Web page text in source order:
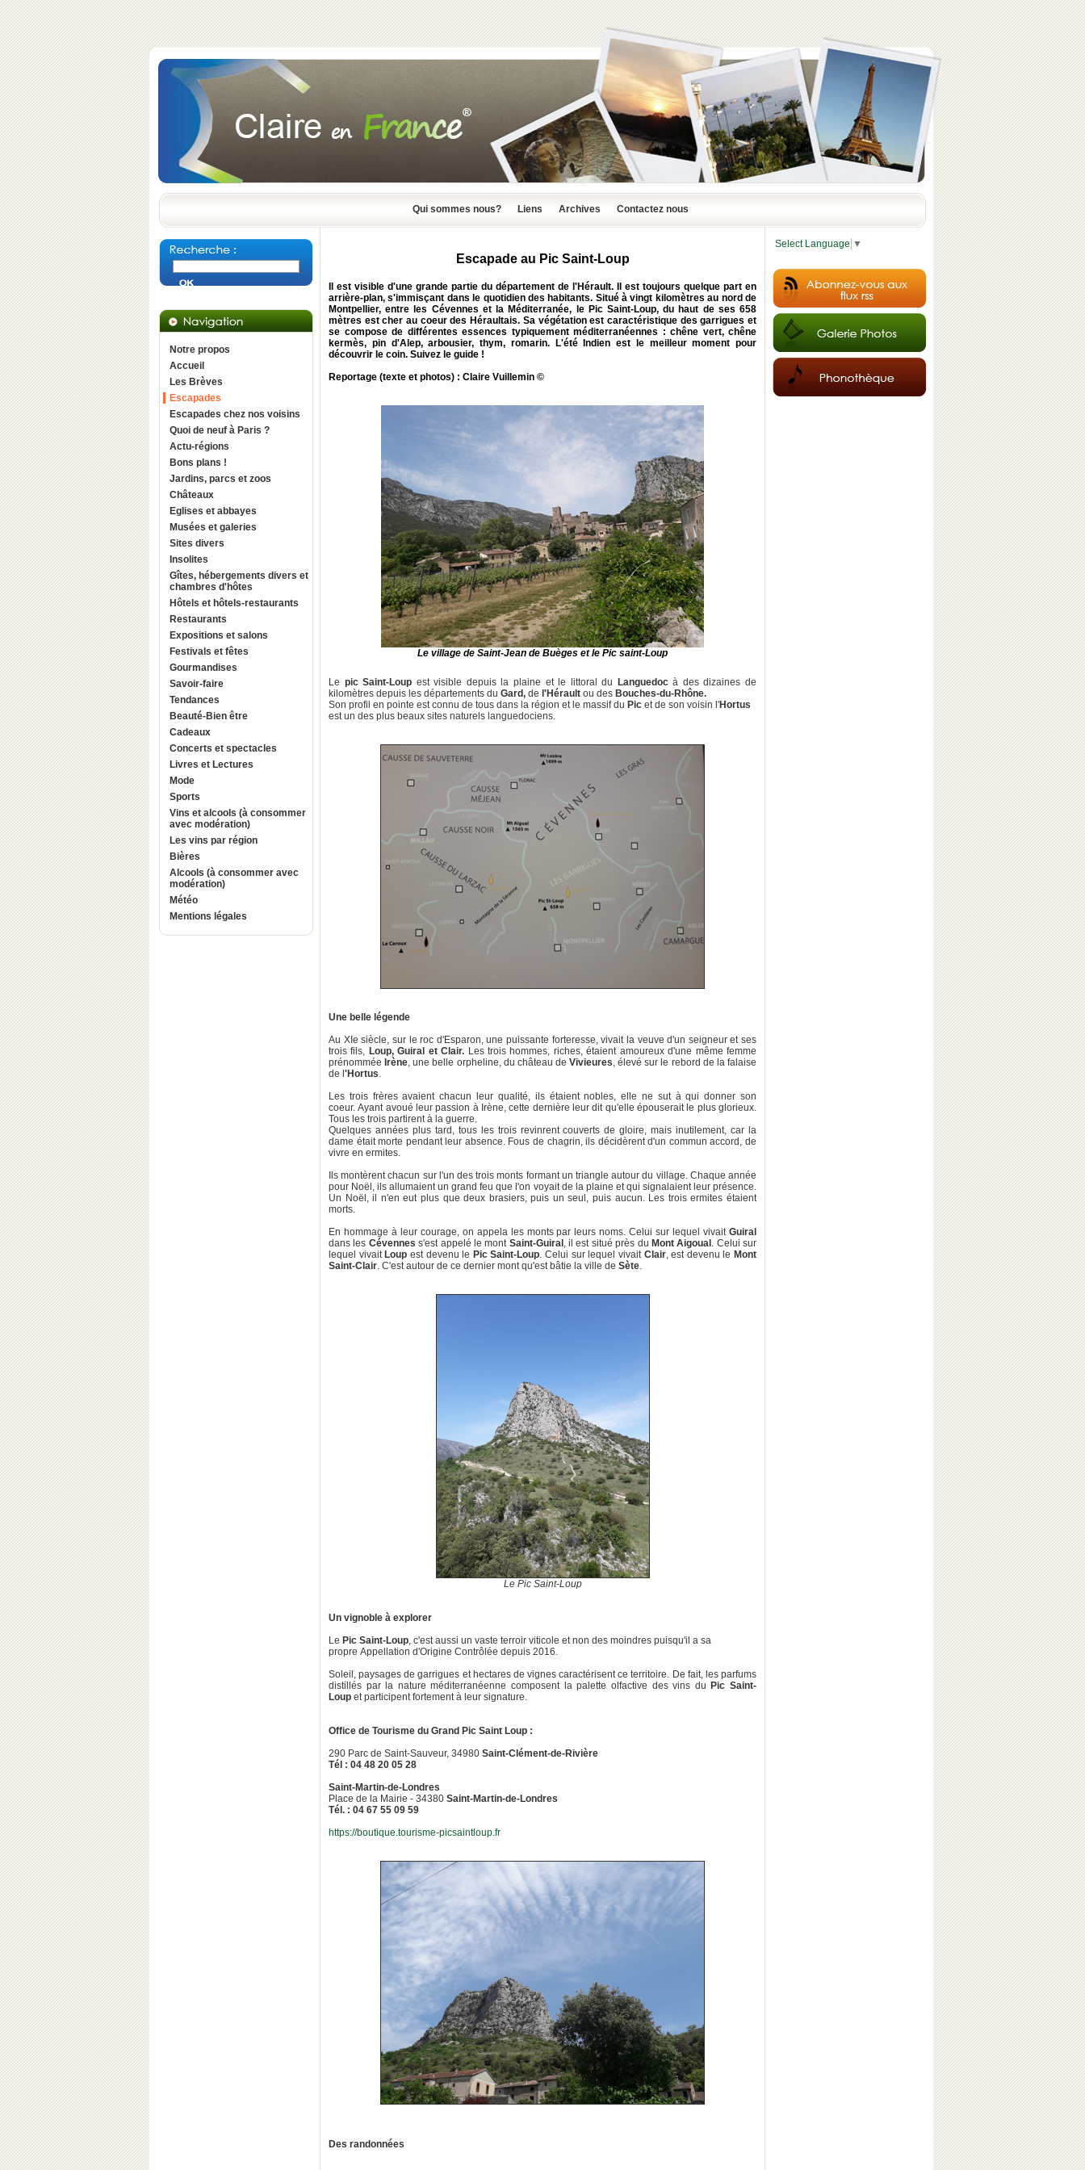
Qui sommes nous? Liens Archives Contactez nous
Notre propos
Accueil
Les Brèves
Escapades
Escapades chez nos voisins
Quoi de neuf à Paris ?
Actu-régions
Bons plans !
Jardins, parcs et zoos
Châteaux
Eglises et abbayes
Musées et galeries
Sites divers
Insolites
Gîtes, hébergements divers et
chambres d'hôtes
Hôtels et hôtels-restaurants
Restaurants
Expositions et salons
Festivals et fêtes
Gourmandises
Savoir-faire
Tendances
Beauté-Bien être
Cadeaux
Concerts et spectacles
Livres et Lectures
Mode
Sports
Vins et alcools (à consommer
avec modération)
Les vins par région
Bières
Alcools (à consommer avec
modération)
Météo
Mentions légales
Escapade au Pic Saint-Loup
Il est visible d'une grande partie du département de l'Hérault. Il est toujours quelque part en
arrière-plan, s'immisçant dans le quotidien des habitants. Situé à vingt kilomètres au nord de
Montpellier, entre les Cévennes et la Méditerranée, le Pic Saint-Loup, du haut de ses 658
mètres est cher au coeur des Héraultais. Sa végétation est caractéristique des garrigues et
se compose de différentes essences typiquement méditerranéennes : chêne vert, chêne
kermès, pin d'Alep, arbousier, thym, romarin. L'été Indien est le meilleur moment pour
découvrir le coin. Suivez le guide !
Reportage (texte et photos) : Claire Vuillemin ©
Le village de Saint-Jean de Buèges et le Pic saint-Loup
Le pic Saint-Loup est visible depuis la plaine et le littoral du Languedocà des dizaines de
kilomètres depuis les départements du Gard, de l'Hérault ou des Bouches-du-Rhône.
Son profil en pointe est connu de tous dans la région et le massif du Pic et de son voisin l'Hortus
est un des plus beaux sites naturels languedociens.
Une belle légende
Au XIe siècle, sur le roc d'Esparon, une puissante forteresse, vivait la veuve d'un seigneur et ses
trois fils, Loup, Guiral et Clair. Les trois hommes, riches, étaient amoureux d'une même femme
prénommée Irène, une belle orpheline, du château deVivieures, élevé sur le rebord de la falaise
de l 'Hortus.
Les trois frères avaient chacun leur qualité, ils étaient nobles, elle ne sut à qui donner son
coeur. Ayant avoué leur passion à Irène, cette dernière leur dit qu'elle épouserait le plus glorieux.
Tous les trois partirent à la guerre.
Quelques années plus tard, tous les trois revinrent couverts de gloire, mais inutilement, car la
dame était morte pendant leur absence. Fous de chagrin, ils décidèrent d'un commun accord, de
vivre en ermites.
Ils montèrent chacun sur l'un des trois monts formant un triangle autour du village. Chaque année
pour Noël, ils allumaient un grand feu que l'on voyait de la plaine et qui signalaient leur présence.
Un Noël, il n'en eut plus que deux brasiers, puis un seul, puis aucun. Les trois ermites étaient
morts.
En hommage à leur courage, on appela les monts par leurs noms. Celui sur lequel vivait Guiral
dans les Cévenness'est appelé le mont Saint-Guiral , il est situé près du Mont Aigoual . Celui sur
lequel vivait Loup est devenu le Pic Saint-Loup. Celui sur lequel vivait Clair, est devenu le Mont
Saint-Clair. C'est autour de ce dernier mont qu'est bâtie la ville de Sète.
Le Pic Saint-Loup
Un vignoble à explorer
Le Pic Saint-Loup, c'est aussi un vaste terroir viticole et non des moindres puisqu'il a sa
propre Appellation d'Origine Contrôlée depuis 2016.
Soleil, paysages de garrigues et hectares de vignes caractérisent ce territoire. De fait, les parfums
distillés par la nature méditerranéenne composent la palette olfactive des vins du Pic Saint-
Loup et participent fortement à leur signature.
Office de Tourisme du Grand Pic Saint Loup :
290 Parc de Saint-Sauveur, 34980 Saint-Clément-de-Rivière
Tél : 04 48 20 05 28
Saint-Martin-de-Londres
Place de la Mairie - 34380 Saint-Martin-de-Londres
Tél. : 04 67 55 09 59
https://boutique.tourisme-picsaintloup.fr
Des randonnées
Select Language ▼